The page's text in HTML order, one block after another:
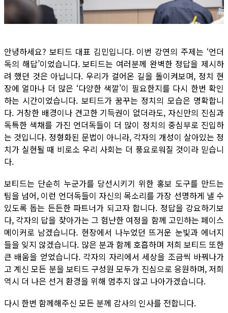
안녕하세요? 보티드 대표 김민입니다. 이번 강연의 주제는 ‘언더
독의 해답’이었습니다. 보티드는 여러분께 완벽한 정답을 제시하
려 했던 것은 아닙니다. 우리가 걸어온 길을 돌이켜보며, 정치 현
장에 얼마나 더 많은 ‘다양한 색깔’이 필요한지를 다시 한번 확인
하는 시간이었습니다. 보티드가 꿈꾸는 정치의 모습은 명확합니
다. 거창한 배경이나 견고한 기득권이 없더라도, 자신만의 진심과
독특한 색채를 가진 언더독들이 더 많이 정치의 중심부로 진입하
는 것입니다. 정형화된 문법이 아니라, 각자의 개성이 살아있는 정
치가 실현될 때 비로소 우리 사회는 더 풍요로워질 것이라 믿습니
다.
보티드는 단순히 누군가를 당선시키기 위한 홍보 도구를 만드는
팀을 넘어, 이런 언더독들이 자신의 목소리를 가장 선명하게 낼 수
있도록 돕는 든든한 파트너가 되고자 합니다. 정답을 강요하기보
다, 각자의 답을 찾아가는 그 험난한 여정을 함께 고민하는 페이스
메이커로 남겠습니다. 현장에서 나누었던 뜨거운 눈빛과 에너지
들을 잊지 않겠습니다. 많은 분과 함께 호흡하며 저희 보티드 또한
큰 배움을 얻었습니다. 각자의 자리에서 세상을 조금씩 바꿔나가
고 계신 모든 분을 보티드 구성원 모두가 진심으로 응원하며, 저희
역시 더 나은 선거 환경을 위해 멈추지 않고 나아가겠습니다.
다시 한번 함께해주신 모든 분께 감사의 인사를 전합니다.